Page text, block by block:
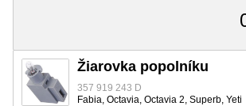
Žiarovka popolníku
357 919 243 D
Fabia, Octavia, Octavia 2, Superb, Yeti